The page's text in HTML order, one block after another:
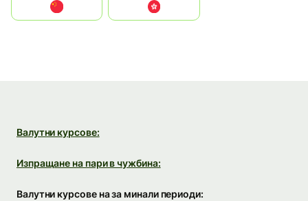
中國香港特別行政區
Валутни курсове:
Изпращане на пари в чужбина:
Валутни курсове на за минали периоди: